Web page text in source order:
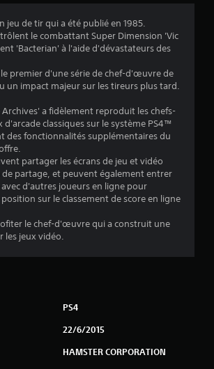
:
4
6
9
é
t
o
s
jeu de tir qui a été publié en 1985.
le combattant Super Dimension 'Vic
'Bacterian' à l'aide d'dévastateurs des
le premier d'une série de chef-d'œuvre de
un impact majeur sur les tireurs plus tard.
Archives' a fidèlement reproduit les chefs-
classiques sur le système PS4™
des fonctionnalités supplémentaires du
partager les écrans de jeu et vidéo
de partage, et peuvent également entrer
d'autres joueurs en ligne pour
sur le classement de score en ligne
le chef-d'œuvre qui a construit une
les jeux vidéo.
PS4
22/6/2015
HAMSTER CORPORATION